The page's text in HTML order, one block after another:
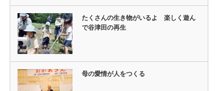
たくさんの生き物がいるよ 楽しく遊ん
で谷津田の再生
母の愛情が人をつくる